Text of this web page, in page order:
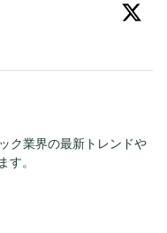
ク業界の最新トレンドや
す。